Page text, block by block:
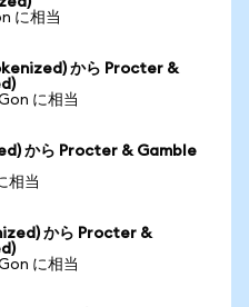
に相当
から Procter &
に相当
から Procter & Gamble
相当
から Procter &
に相当